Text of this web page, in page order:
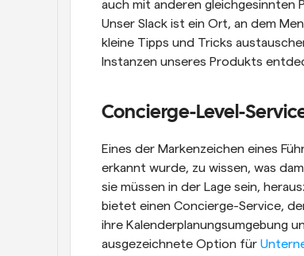
auch mit anderen gleichgesinnten
Unser Slack ist ein Ort, an dem
kleine Tipps und Tricks
Instanzen unseres Produkts
Concierge-Level-
Eines der Markenzeichen eines
erkannt wurde, zu wissen, was
sie müssen in der Lage sein,
bietet einen Concierge-Service,
ihre Kalenderplanungsumgebung
ausgezeichnete Option für